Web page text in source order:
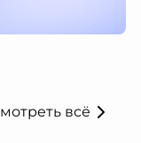
всё